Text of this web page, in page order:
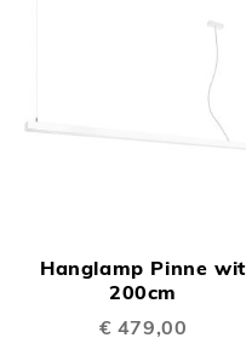
Hanglamp Pinne wit
200cm
€ 479,00